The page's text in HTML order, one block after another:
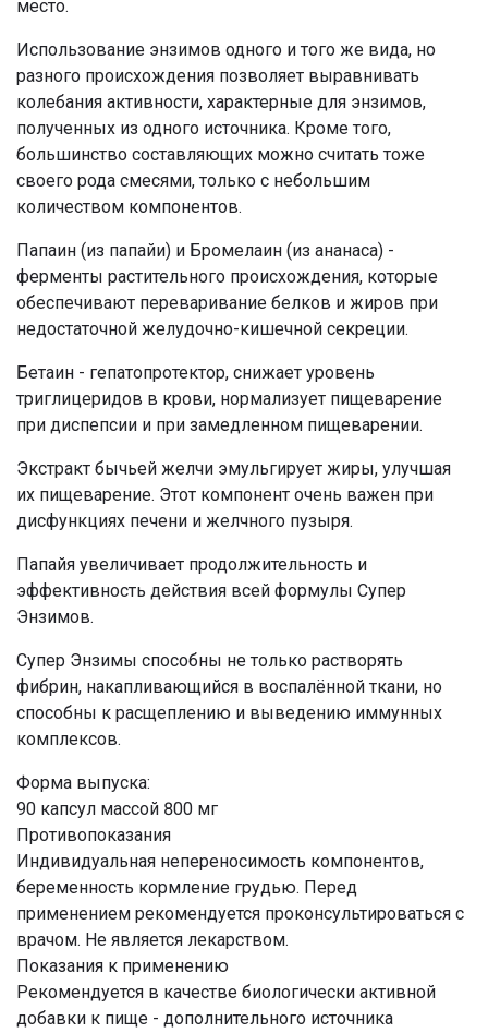
место.
Использование энзимов одного и того же вида, но
разного происхождения позволяет выравнивать
колебания активности, характерные для энзимов,
полученных из одного источника. Кроме того,
большинство составляющих можно считать тоже
своего рода смесями, только с небольшим
количеством компонентов.
Папаин (из папайи) и Бромелаин (из ананаса) -
ферменты растительного происхождения, которые
обеспечивают переваривание белков и жиров при
недостаточной желудочно-кишечной секреции.
Бетаин - гепатопротектор, снижает уровень
триглицеридов в крови, нормализует пищеварение
при диспепсии и при замедленном пищеварении.
Экстракт бычьей желчи эмульгирует жиры, улучшая
их пищеварение. Этот компонент очень важен при
дисфункциях печени и желчного пузыря.
Папайя увеличивает продолжительность и
эффективность действия всей формулы Супер
Энзимов.
Супер Энзимы способны не только растворять
фибрин, накапливающийся в воспалённой ткани, но
способны к расщеплению и выведению иммунных
комплексов.
Форма выпуска:
90 капсул массой 800 мг
Противопоказания
Индивидуальная непереносимость компонентов,
беременность кормление грудью. Перед
применением рекомендуется проконсультироваться с
врачом. Не является лекарством.
Показания к применению
Рекомендуется в качестве биологически активной
добавки к пище - дополнительного источника